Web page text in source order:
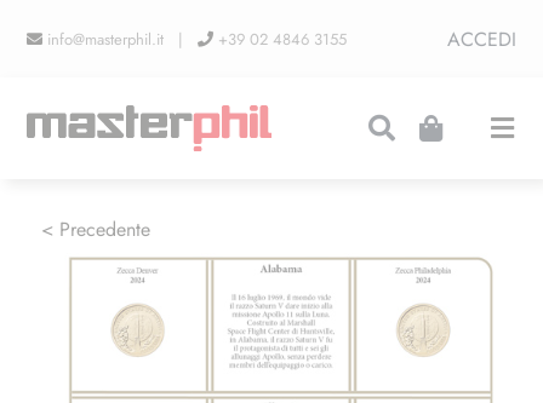
info@masterphil.it | +39 02 4846 3155 ACCEDI
LINEA COLLEZIONISMO
< Precedente